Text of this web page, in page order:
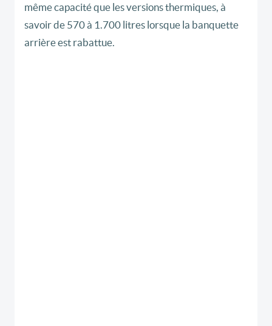
même capacité que les versions thermiques, à
savoir de 570 à 1.700 litres lorsque la banquette
arrière est rabattue.